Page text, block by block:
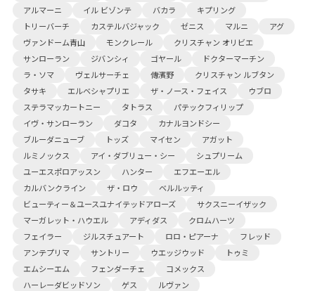
アルマーニ
イル ビゾンテ バカラ
キプリング
トリーバーチ
カステルバジャック ゼニス マルニ
アグ
ヴァンドーム青山
モンクレール
クリスチャン オリビエ
サンローラン
ジバンシィ ゴヤール
ドクターマーチン
ラ・ソマ
ヴェルサーチェ 傳濱野
クリスチャン ルブタン
タサキ
エルベシャプリエ ザ・ノース・フェイス
ウブロ
ステラマッカートニー
タトラス
パテックフィリップ
イヴ・サンローラン
ダコタ
カナルヨンドシー
ブルーダニューブ
トッズ マイセン
アガット
ルミノックス
アイ・ダブリュー・シー
シュプリーム
ユーエスポロアッスン
ハンター
エフエーエル
カルバンクライン
ザ・ロウ
ベルルッティ
ビューティー＆ユースユナイテッドアローズ
サクスニーイザック
マーガレット・ハウエル
アディダス
クロムハーツ
フェイラー
ジルスチュアート ロロ・ピアーナ
フレッド
アンテプリマ
サントリー ウエッジウッド
トゥミ
エムシーエム
フェンダーチェ
コメックス
ハーレーダビッドソン
ゲス
ルヴァン